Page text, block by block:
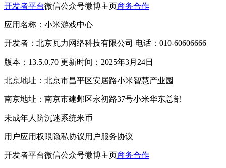
开发者平台微信公众号微博主页商务合作
应用名称：小米游戏中心
开发者：北京瓦力网络科技有限公司 电话：010-60606666
版本：13.5.0.70 更新时间：2025年3月24日
北京地址：北京市昌平区安居路小米智慧产业园
南京地址：南京市建邺区永初路37号小米华东总部
未成年人防沉迷系统米币
用户应用权限隐私协议用户服务协议
开发者平台微信公众号微博主页商务合作